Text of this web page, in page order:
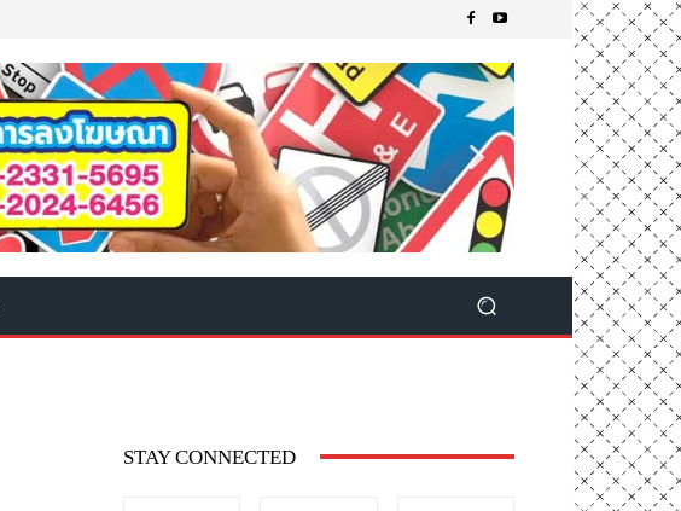
STAY CONNECTED